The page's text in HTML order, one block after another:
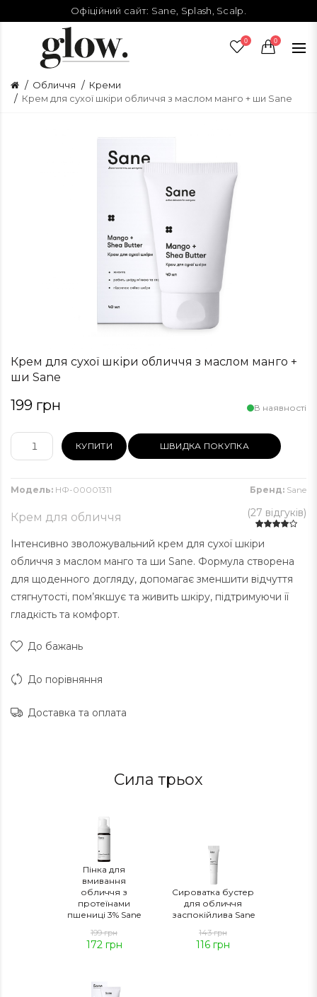
Офіційний сайт: Sane Splash Scalp
0 0
Обличчя
Креми
Крем для сухої шкіри обличчя з маслом манго + ши Sane
Крем для сухої шкіри обличчя з маслом манго +
ши Sane
Крем для обличчя (27 відгуків)
В наявності
199 грн
Інтенсивно зволожувальний крем для сухої шкіри
обличчя з маслом манго та ши Sane. Формула створена
для щоденного догляду, допомагає зменшити відчуття
стягнутості, пом’якшує та живить шкіру, підтримуючи її
гладкість та комфорт.
Бренд: Sane
Модель: НФ-00001311
КУПИТИ ШВИДКА ПОКУПКА
До бажань
До порівняння
Доставка та оплата
Сила трьох
Пінка для
вмивання
обличчя з
протеїнами
пшениці 3% Sane
199 грн
172грн
Сироватка бустер
для обличчя
заспокійлива Sane
143 грн
116 грн